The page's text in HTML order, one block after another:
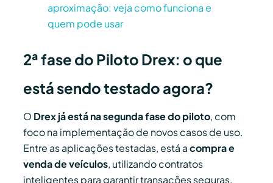
aproximação: veja como funciona e
quem pode usar
2ª fase do Piloto Drex: o que
está sendo testado agora?
O Drex já está na segunda fase do piloto, com
foco na implementação de novos casos de uso.
Entre as aplicações testadas, está acompra e
venda de veículos, utilizando contratos
inteligentes para garantir transações seguras.